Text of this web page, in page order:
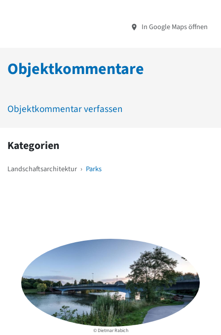
In Google Maps öffnen
Objektkommentare
Objektkommentar verfassen
Kategorien
Landschaftsarchitektur › Parks
© Dietmar Rabich